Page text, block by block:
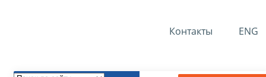
Контакты ENG